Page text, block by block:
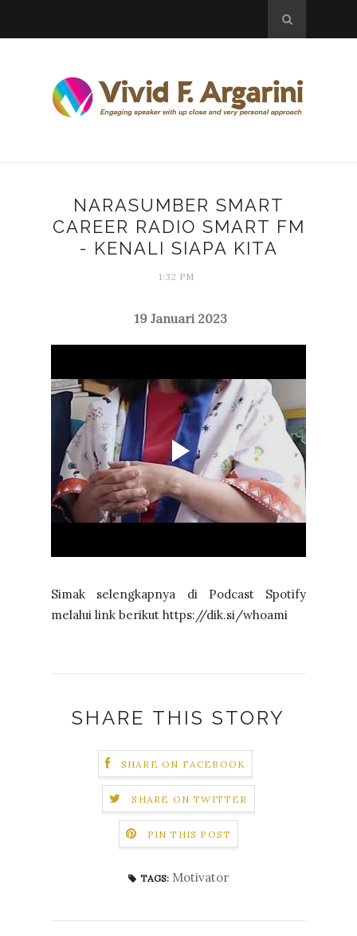
NARASUMBER SMART
CAREER RADIO SMART FM
- KENALI SIAPA KITA
1:32 PM
19 Januari 2023
Simak selengkapnya di Podcast Spotify
melalui link berikut https://dik.si/whoami
SHARE THIS STORY
SHARE ON FACEBOOK
SHARE ON TWITTER
PIN THIS POST
TAGS: Motivator